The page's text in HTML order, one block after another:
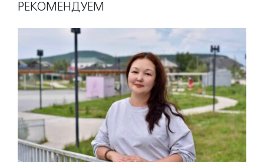
РЕКОМЕНДУЕМ